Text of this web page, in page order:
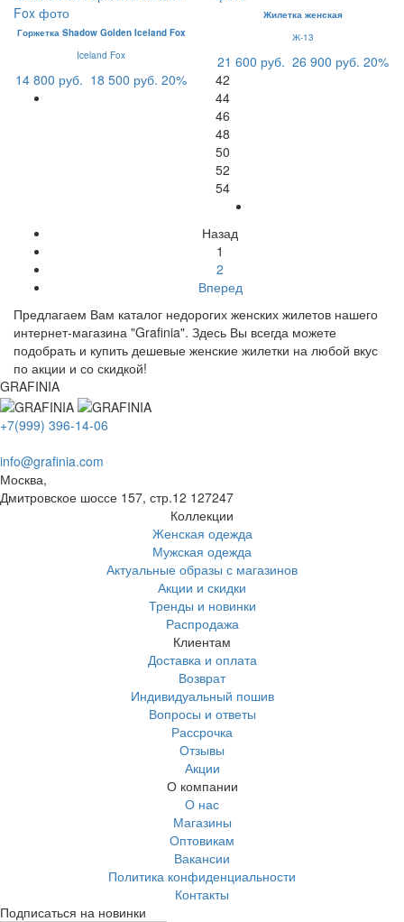
Горжетка Shadow Golden Iceland Fox
Iceland Fox
14 800 руб. 18 500 руб. 20%
Жилетка женская
Ж-13
21 600 руб. 26 900 руб. 20%
42
44
46
48
50
52
54
Назад
1
2
Вперед
Предлагаем Вам каталог недорогих женских жилетов нашего
интернет-магазина "Grafinia". Здесь Вы всегда можете
подобрать и купить дешевые женские жилетки на любой вкус
по акции и со скидкой!
GRAFINIA
+7(999) 396-14-06
info@grafinia.com
Москва,
Дмитровское шоссе 157, стр.12 127247
Коллекции
Женская одежда
Мужская одежда
Актуальные образы с магазинов
Акции и скидки
Тренды и новинки
Распродажа
Клиентам
Доставка и оплата
Возврат
Индивидуальный пошив
Вопросы и ответы
Рассрочка
Отзывы
Акции
О компании
О нас
Магазины
Оптовикам
Вакансии
Политика конфиденциальности
Контакты
Подписаться на новинки